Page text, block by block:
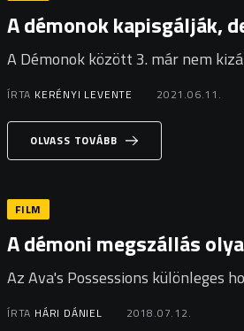
A démonok kapisgálják,
A Démonok között 3. már nem
ÍRTA KERÉNYI LEVENTE 2021.06.11.
OLVASS TOVÁBB
FILM
A démoni megszállás
Az Ava's Possessions különleges
ÍRTA HÁRI DÁNIEL 2018.07.12.